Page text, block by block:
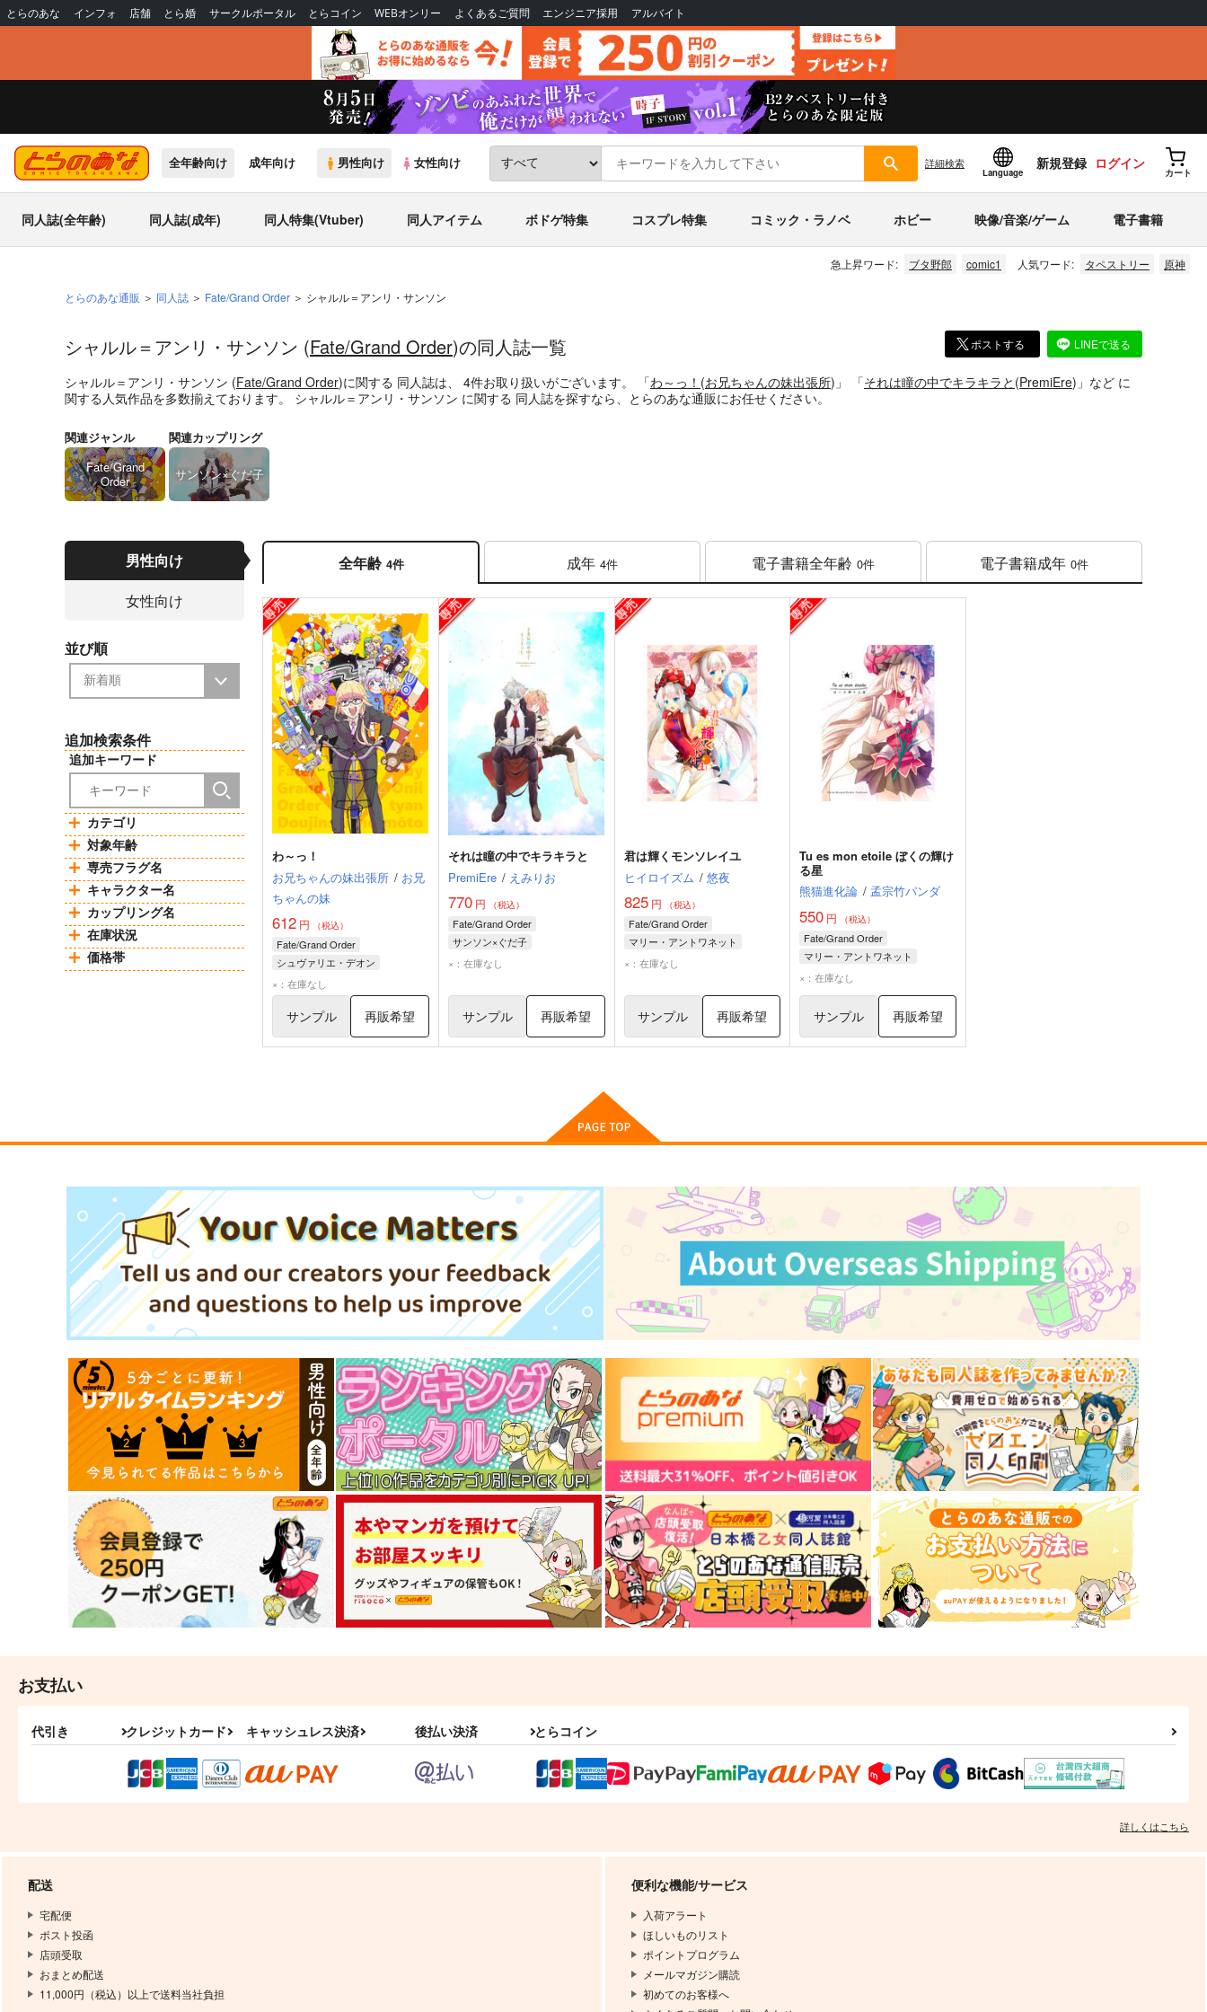
とらのあな インフォ 店舗 とら婚 サークルポータル とらコイン WEBオンリー よくあるご質問 エンジニア採用 アルバイト
全年齢向け 成年向け 男性向け 女性向け 詳細検索
Language
新規登録 ログイン
カート
同人誌(全年齢) 同人誌(成年) 同人特集(Vtuber) 同人アイテム ボドゲ特集 コスプレ特集 コミック・ラノベ ホビー 映像/音楽/ゲーム 電子書籍
急上昇ワード: ブタ野郎 comic1 人気ワード: タペストリー 原神
とらのあな通販 同人誌 Fate/Grand Order シャルル＝アンリ・サンソン
ポストする LINEで送る
シャルル＝アンリ・サンソン (Fate/Grand Order)の同人誌一覧
シャルル＝アンリ・サンソン (Fate/Grand Order)に関する 同人誌は、 4件お取り扱いがございます。 「わ～っ！ (お兄ちゃんの妹出張所)」 「それは瞳の中でキラキラと (PremiEre)」 など に
関する人気作品を多数揃えております。 シャルル＝アンリ・サンソン に関する 同人誌を探すなら、とらのあな通販にお任せください。
関連ジャンル
Fate/Grand
Order
関連カップリング
サンソン×ぐだ子
男性向け
女性向け
並び順
追加検索条件
追加キーワード
カテゴリ
対象年齢
専売フラグ名
キャラクター名
カップリング名
在庫状況
価格帯
全年齢 4件 成年 4件 電子書籍全年齢 0件 電子書籍成年 0件
わ～っ！
お兄ちゃんの妹出張所 / お兄
ちゃんの妹
612 円 （税込）
Fate/Grand Order
シュヴァリエ・デオン
マリー・アントワネット
シャルル＝アンリ・サンソン
×：在庫なし
サンプル 再販希望
それは瞳の中でキラキラと
PremiEre / えみりお
770円 （税込）
Fate/Grand Order
サンソン×ぐだ子
シャルル＝アンリ・サンソン
×：在庫なし
サンプル 再販希望
君は輝くモンソレイユ
ヒイロイズム / 悠夜
825円 （税込）
Fate/Grand Order
マリー・アントワネット
シャルル＝アンリ・サンソン
×：在庫なし
サンプル 再販希望
Tu es mon etoile ぼくの輝け
る星
熊猫進化論 / 孟宗竹パンダ
550 円 （税込）
Fate/Grand Order
マリー・アントワネット
×：在庫なし
サンプル 再販希望
お支払い
代引き クレジットカード キャッシュレス決済 後払い決済 とらコイン
詳しくはこちら
配送
宅配便
ポスト投函
店頭受取
おまとめ配送
11,000円（税込）以上で送料当社負担
便利な機能/サービス
入荷アラート
ほしいものリスト
ポイントプログラム
メールマガジン購読
初めてのお客様へ